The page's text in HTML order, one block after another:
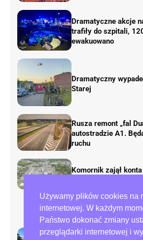
Używamy plików cookies na
internetowej. W każdym
Państwo dokonać zmiany
przeglądarki internetowej i
Dramatyczne akcje
trafiły do szpitali,
ewakuowano
Dramatyczny
Starej
Rusza remont „fal
autostradzie A1.
ruchu
Komornik zajął
Atak na kobietę na
Północy!